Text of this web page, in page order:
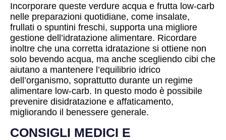
Incorporare queste verdure acqua e frutta low-carb
nelle preparazioni quotidiane, come insalate,
frullati o spuntini freschi, supporta una migliore
gestione dell’idratazione alimentare. Ricordare
inoltre che una corretta idratazione si ottiene non
solo bevendo acqua, ma anche scegliendo cibi che
aiutano a mantenere l’equilibrio idrico
dell’organismo, soprattutto durante un regime
alimentare low-carb. In questo modo è possibile
prevenire disidratazione e affaticamento,
migliorando il benessere generale.
CONSIGLI MEDICI E